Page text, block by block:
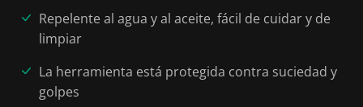
Repelente al agua y al aceite, fácil de cuidar y de
limpiar
La herramienta está protegida contra suciedad y
golpes